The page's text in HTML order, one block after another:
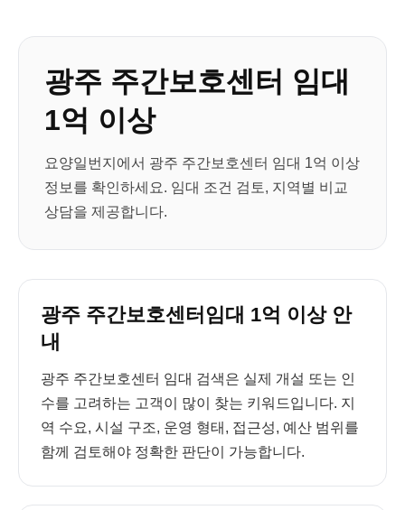
광주 주간보호센터 임대
1억 이상
요양일번지에서 광주 주간보호센터 임대 1억 이상
정보를 확인하세요. 임대 조건 검토, 지역별 비교
상담을 제공합니다.
광주 주간보호센터임대 1억 이상 안
내
광주 주간보호센터 임대 검색은 실제 개설 또는 인
수를 고려하는 고객이 많이 찾는 키워드입니다. 지
역 수요, 시설 구조, 운영 형태, 접근성, 예산 범위를
함께 검토해야 정확한 판단이 가능합니다.